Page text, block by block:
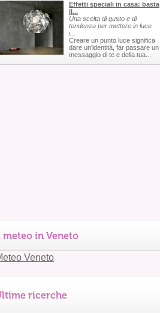
Effetti speciali in casa: basta
il...
Una scelta di gusto e di
tendenza per mettere in luce
i...
Creare un punto luce significa
dare un'identità, far passare un
messaggio di te e della tua...
meteo in Veneto
ricerche